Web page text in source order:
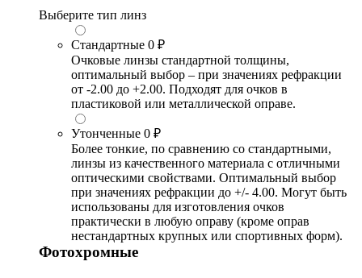
Выберите тип линз
Стандартные 0 ₽
Очковые линзы стандартной толщины,
оптимальный выбор – при значениях рефракции
от -2.00 до +2.00. Подходят для очков в
пластиковой или металлической оправе.
Утонченные 0 ₽
Более тонкие, по сравнению со стандартными,
линзы из качественного материала с отличными
оптическими свойствами. Оптимальный выбор
при значениях рефракции до +/- 4.00. Могут быть
использованы для изготовления очков
практически в любую оправу (кроме оправ
нестандартных крупных или спортивных форм).
Фотохромные